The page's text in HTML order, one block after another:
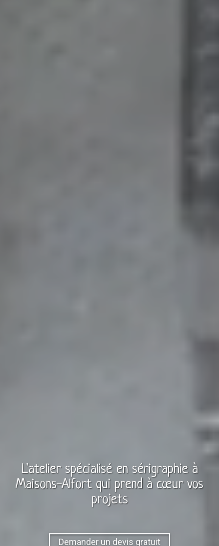
L'atelier spécialisé en sérigraphieà
Maisons-Alfortqui prend à cœur vos
projets
Demander un devis gratuit